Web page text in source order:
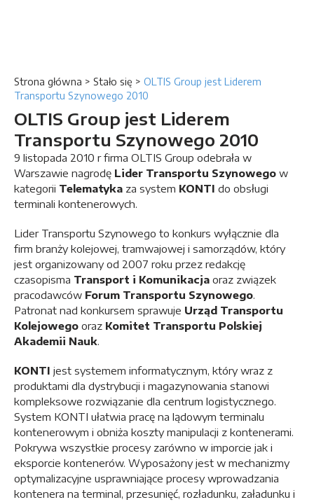
Strona główna > Stało się > OLTIS Group jest Liderem
Transportu Szynowego 2010
OLTIS Group jest Liderem
Transportu Szynowego 2010
9 listopada 2010 r firma OLTIS Group odebrała w
Warszawie nagrodę Lider Transportu Szynowego w
kategorii Telematyka za system KONTI do obsługi
terminali kontenerowych.
Lider Transportu Szynowego to konkurs wyłącznie dla
firm branży kolejowej, tramwajowej i samorządów, który
jest organizowany od 2007 roku przez redakcję
czasopisma Transport i Komunikacja oraz związek
pracodawców Forum Transportu Szynowego.
Patronat nad konkursem sprawuje Urząd Transportu
Kolejowego oraz Komitet Transportu Polskiej
Akademii Nauk.
KONTI jest systemem informatycznym, który wraz z
produktami dla dystrybucji i magazynowania stanowi
kompleksowe rozwiązanie dla centrum logistycznego.
System KONTI ułatwia pracę na lądowym terminalu
kontenerowym i obniża koszty manipulacji z kontenerami.
Pokrywa wszystkie procesy zarówno w imporcie jak i
eksporcie kontenerów. Wyposażony jest w mechanizmy
optymalizacyjne usprawniające procesy wprowadzania
kontenera na terminal, przesunięć, rozładunku, załadunku i